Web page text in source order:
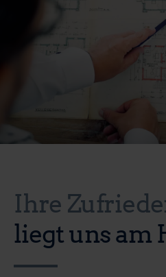
Ihre
liegt uns am